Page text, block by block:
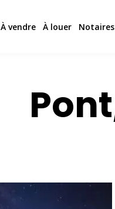
À vendre À louer Notaires